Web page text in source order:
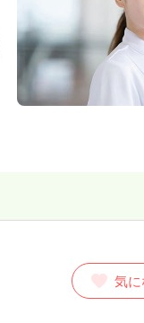
気に